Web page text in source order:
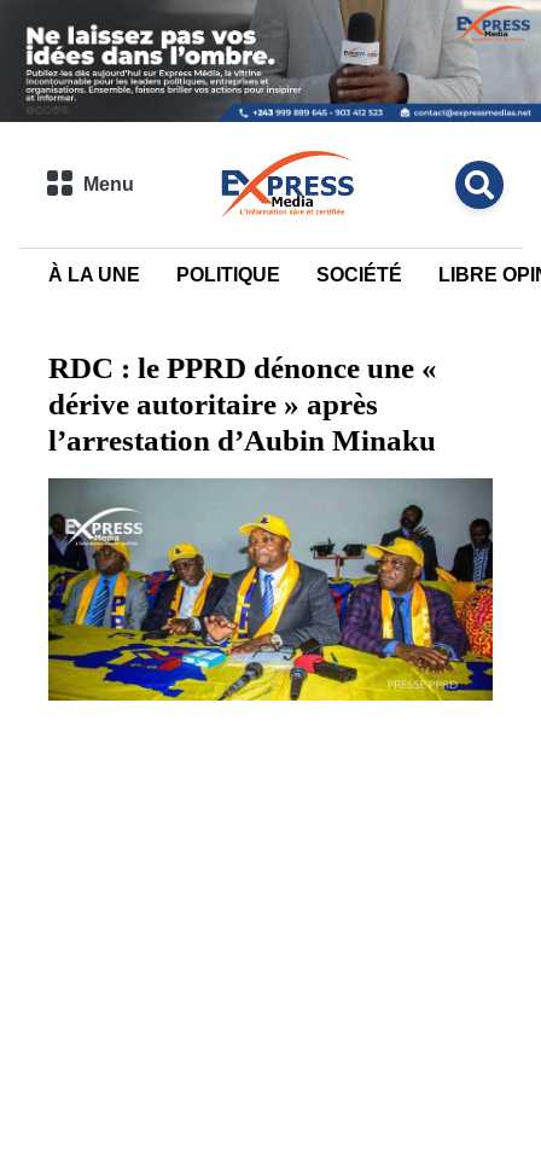
Menu
À LA UNE POLITIQUE SOCIÉTÉ LIBRE
RDC : le PPRD dénonce une «
dérive autoritaire » après
l’arrestation d’Aubin Minaku